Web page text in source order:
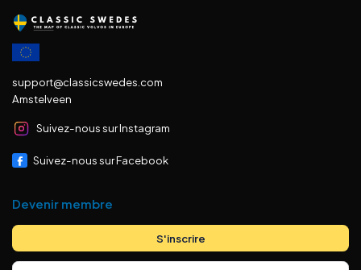
support@classicswedes.com
Amstelveen
Suivez-nous sur Instagram
Suivez-nous sur Facebook
Devenir membre
S'inscrire